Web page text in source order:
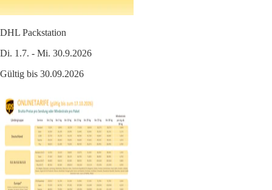
DHL Packstation
Di. 1.7. - Mi. 30.9.2026
Gültig bis 30.09.2026